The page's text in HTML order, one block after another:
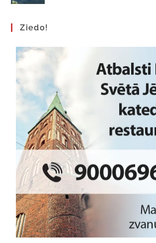
Ziedo!